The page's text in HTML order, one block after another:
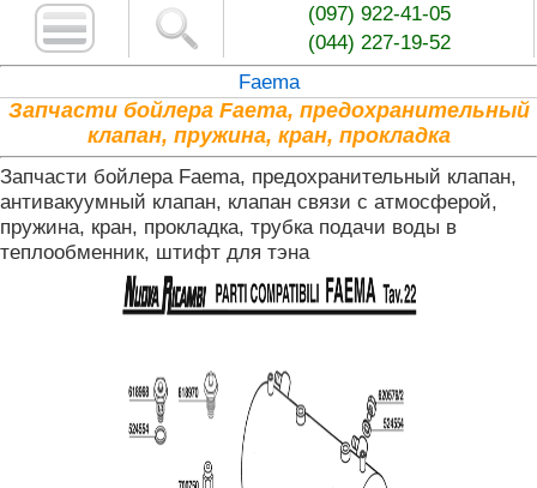
(097) 922-41-05
(044) 227-19-52
Faema
Запчасти бойлера Faema, предохранительный
клапан, пружина, кран, прокладка
Запчасти бойлера Faema, предохранительный клапан,
антивакуумный клапан, клапан связи с атмосферой,
пружина, кран, прокладка, трубка подачи воды в
теплообменник, штифт для тэна